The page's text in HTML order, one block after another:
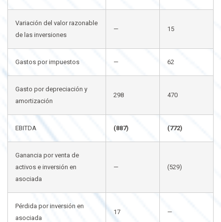
Variación del valor razonable
de las inversiones
— 15
Gastos por impuestos — 62
Gasto por depreciación y
amortización
298 470
EBITDA (887) (772)
Ganancia por venta de
activos e inversión en
asociada
— (529)
Pérdida por inversión en
asociada
17 —